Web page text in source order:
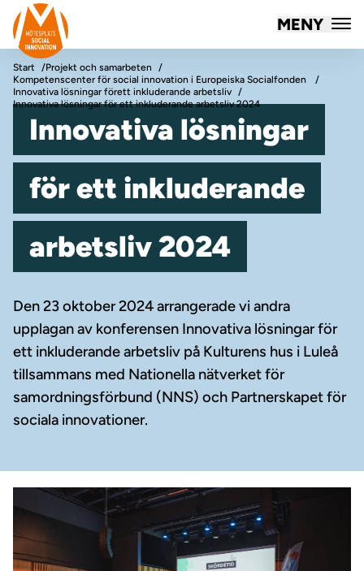
Hoppa till innehåll
Mötesplatsen Social Innovation
MENY
Start
Projekt och samarbeten
Kompetenscenter för social innovation i Europeiska Socialfonden
Innovativa lösningar förett inkluderande arbetsliv
Innovativa lösningar för ett inkluderande arbetsliv 2024
Innovativa lösningar
för ett inkluderande
arbetsliv 2024
Den 23 oktober 2024 arrangerade vi andra
upplagan av konferensen Innovativa lösningar för
ett inkluderande arbetsliv på Kulturens hus i Luleå
tillsammans med Nationella nätverket för
samordningsförbund (NNS) och Partnerskapet för
sociala innovationer.